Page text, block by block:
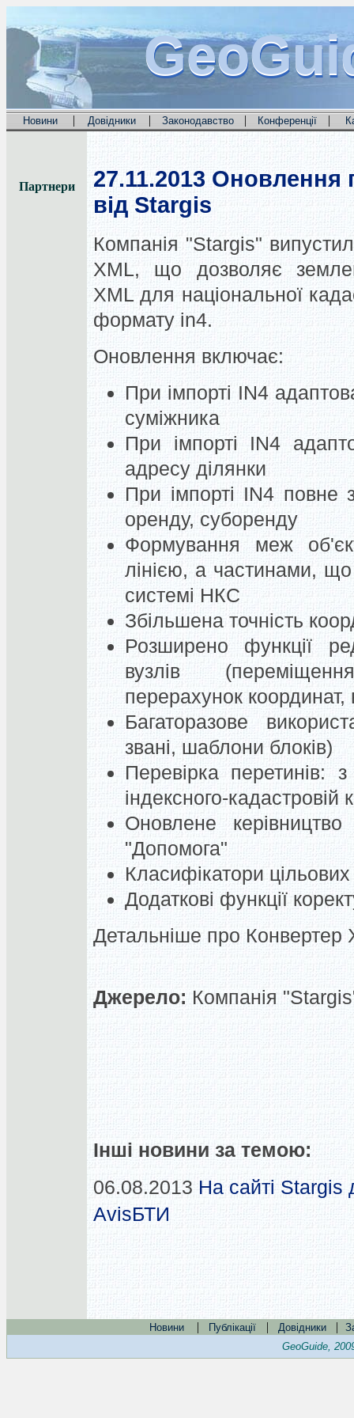
Новини | Довідники | Законодавство | Конференції |
Партнери 27.11.2013 Оновлення
від Stargis
Компанія "Stargis"
XML, що дозволяє
XML для національної
формату in4.
Оновлення включає:
При імпорті IN4
суміжника
При імпорті IN4
адресу ділянки
При імпорті IN4
оренду, суборенду
Формування меж
лінією, а частинами,
системі НКС
Збільшена точність
Розширено функції
вузлів
перерахунок координат,
Багаторазове
звані, шаблони блоків)
Перевірка перетинів:
індексного-кадастровій
Оновлене
"Допомога"
Класифікатори
Додаткові функції
Детальніше про Конвертер
Джерело: Компанія
Інші новини за темою:
06.08.2013 На сайті Stargis
AvisБТИ
Новини | Публікації | Довідники |
GeoGuide,